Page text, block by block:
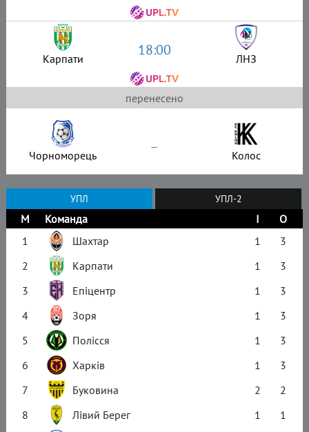
Карпати 18:00 ЛНЗ
перенесено
Чорноморець – Колос
УПЛ УПЛ-2
М Команда І
О
1
Шахтар 1
3
2
Карпати 1
3
3
Епіцентр 1
3
4
Зоря 1
3
5
Полісся 1
3
6
Харків 1
3
7
Буковина 2
2
8
Лівий Берег 1
1